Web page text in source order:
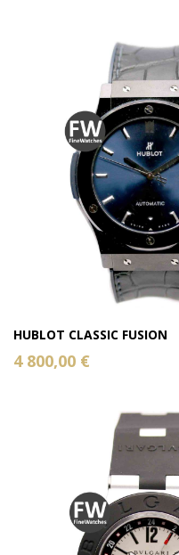
HUBLOT CLASSIC FUSION
4 800,00 €